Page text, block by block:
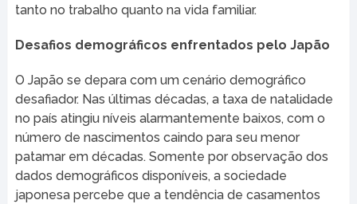
tanto no trabalho quanto na vida familiar.
Desafios demográficos enfrentados pelo Japão
O Japão se depara com um cenário demográfico
desafiador. Nas últimas décadas, a taxa de natalidade
no país atingiu níveis alarmantemente baixos, com o
número de nascimentos caindo para seu menor
patamar em décadas. Somente por observação dos
dados demográficos disponíveis, a sociedade
japonesa percebe que a tendência de casamentos